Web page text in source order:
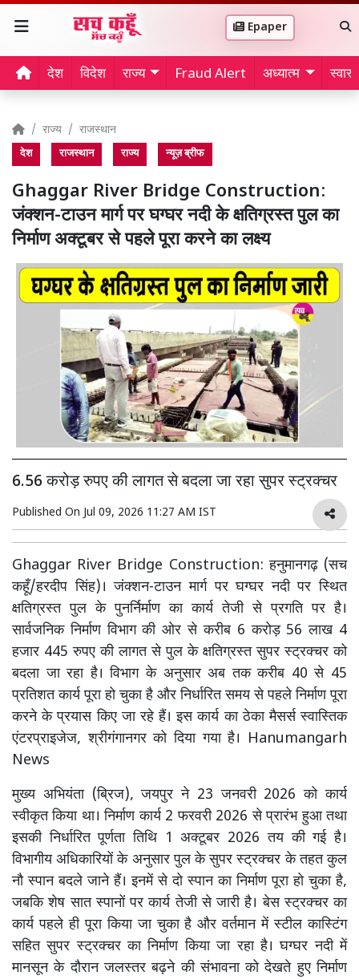
Epaper
देश विदेश राज्य Fraud Alert अध्यात्म
राज्य राजस्थान
देश राजस्थान राज्य न्यूज़ ब्रीफ
Ghaggar River Bridge Construction:
जंक्शन-टाउन मार्ग पर घग्घर नदी के क्षतिग्रस्त पुल का
निर्माण अक्टूबर से पहले पूरा करने का लक्ष्य
6.56 करोड़ रुपए की लागत से बदला जा रहा सुपर स्ट्रक्चर
Published On Jul 09, 2026 11:27 AM IST
Ghaggar River Bridge Construction: हनुमानगढ़ (सच
कहूँ/हरदीप सिंह)। जंक्शन-टाउन मार्ग पर घग्घर नदी पर स्थित
क्षतिग्रस्त पुल के पुनर्निर्माण का कार्य तेजी से प्रगति पर है।
सार्वजनिक निर्माण विभाग की ओर से करीब 6 करोड़ 56 लाख 4
हजार 445 रुपए की लागत से पुल के क्षतिग्रस्त सुपर स्ट्रक्चर को
बदला जा रहा है। विभाग के अनुसार अब तक करीब 40 से 45
प्रतिशत कार्य पूरा हो चुका है और निर्धारित समय से पहले निर्माण पूरा
करने के प्रयास किए जा रहे हैं। इस कार्य का ठेका मैसर्स स्वास्तिक
एंटरप्राइजेज, श्रीगंगानगर को दिया गया है। Hanumangarh
News
मुख्य अभियंता (ब्रिज), जयपुर ने 23 जनवरी 2026 को कार्य
स्वीकृत किया था। निर्माण कार्य 2 फरवरी 2026 से प्रारंभ हुआ तथा
इसकी निर्धारित पूर्णता तिथि 1 अक्टूबर 2026 तय की गई है।
विभागीय अधिकारियों के अनुसार पुल के सुपर स्ट्रक्चर के तहत कुल
नौ स्पान बदले जाने हैं। इनमें से दो स्पान का निर्माण पूरा हो चुका है,
जबकि शेष सात स्पानों पर कार्य तेजी से जारी है। बेस स्ट्रक्चर का
कार्य पहले ही पूरा किया जा चुका है और वर्तमान में स्टील कास्टिंग
सहित सुपर स्ट्रक्चर का निर्माण किया जा रहा है। घग्घर नदी में
मानसून के दौरान जलस्तर बढ़ने की संभावना को देखते हुए निर्माण